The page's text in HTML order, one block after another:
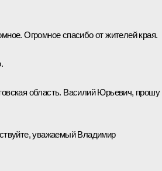
Огромное спасибо от жителей края.
область. Василий Юрьевич, прошу
уважаемый Владимир